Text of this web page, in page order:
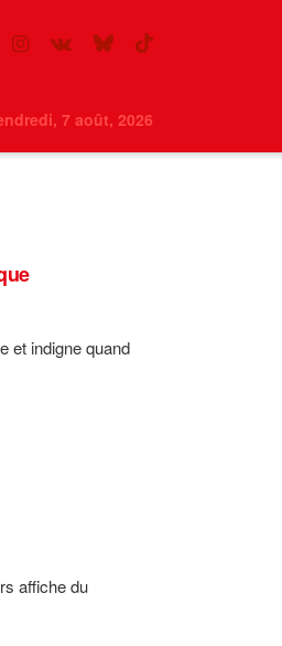
7 août, 2026
et indigne quand
affiche du